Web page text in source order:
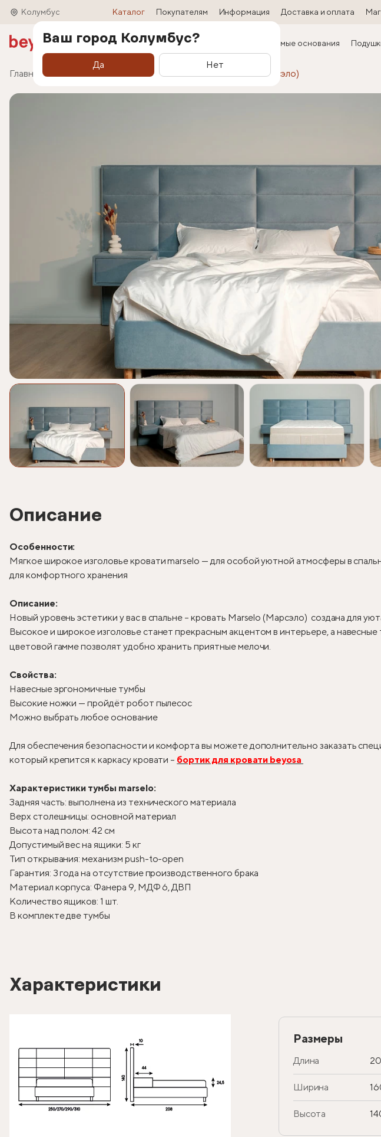
Колумбус Каталог Покупателям Информация Доставка и оплата
Акции Матрасы Кровати Трансформируемые основания
Главная Кровати Кровать Marselo (Марсэло)
Описание
Особенности:
Мягкое широкое изголовье кровати marselo — для особой уютной атмосферы в
для комфортного хранения
Описание:
Новый уровень эстетики у вас в спальне – кровать Marselo (Марсэло) создана для
Высокое и широкое изголовье станет прекрасным акцентом в интерьере, а
цветовой гамме позволят удобно хранить приятные мелочи.
Свойства:
Навесные эргономичные тумбы
Высокие ножки — пройдёт робот пылесос
Можно выбрать любое основание
Для обеспечения безопасности и комфорта вы можете дополнительно заказать
который крепится к каркасу кровати – бортик для кровати beyosa
Характеристики тумбы marselo:
Задняя часть: выполнена из технического материала
Верх столешницы: основной материал
Высота над полом: 42 см
Допустимый вес на ящики: 5 кг
Тип открывания: механизм push-to-open
Гарантия: 3 года на отсутствие производственного брака
Материал корпуса: Фанера 9, МДФ 6, ДВП
Количество ящиков: 1 шт.
В комплекте две тумбы
Характеристики
Размеры
Длина
Ширина
Высота
Ваш город Колумбус?
Да Нет